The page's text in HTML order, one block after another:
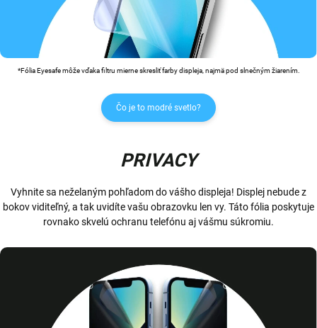
*Fólia Eyesafe môže vďaka filtru mierne skresliť farby displeja, najmä pod slnečným žiarením.
Čo je to modré svetlo?
PRIVACY
Vyhnite sa neželaným pohľadom do vášho displeja! Displej nebude z
bokov viditeľný, a tak uvidíte vašu obrazovku len vy. Táto fólia poskytuje
rovnako skvelú ochranu telefónu aj vášmu súkromiu.